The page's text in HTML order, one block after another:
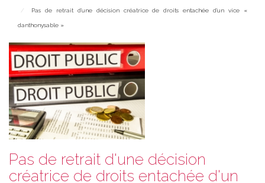
Pas de retrait d'une décision créatrice de droits entachée d'un vice «
danthonysable »
Pas de retrait d'une décision
créatrice de droits entachée d'un